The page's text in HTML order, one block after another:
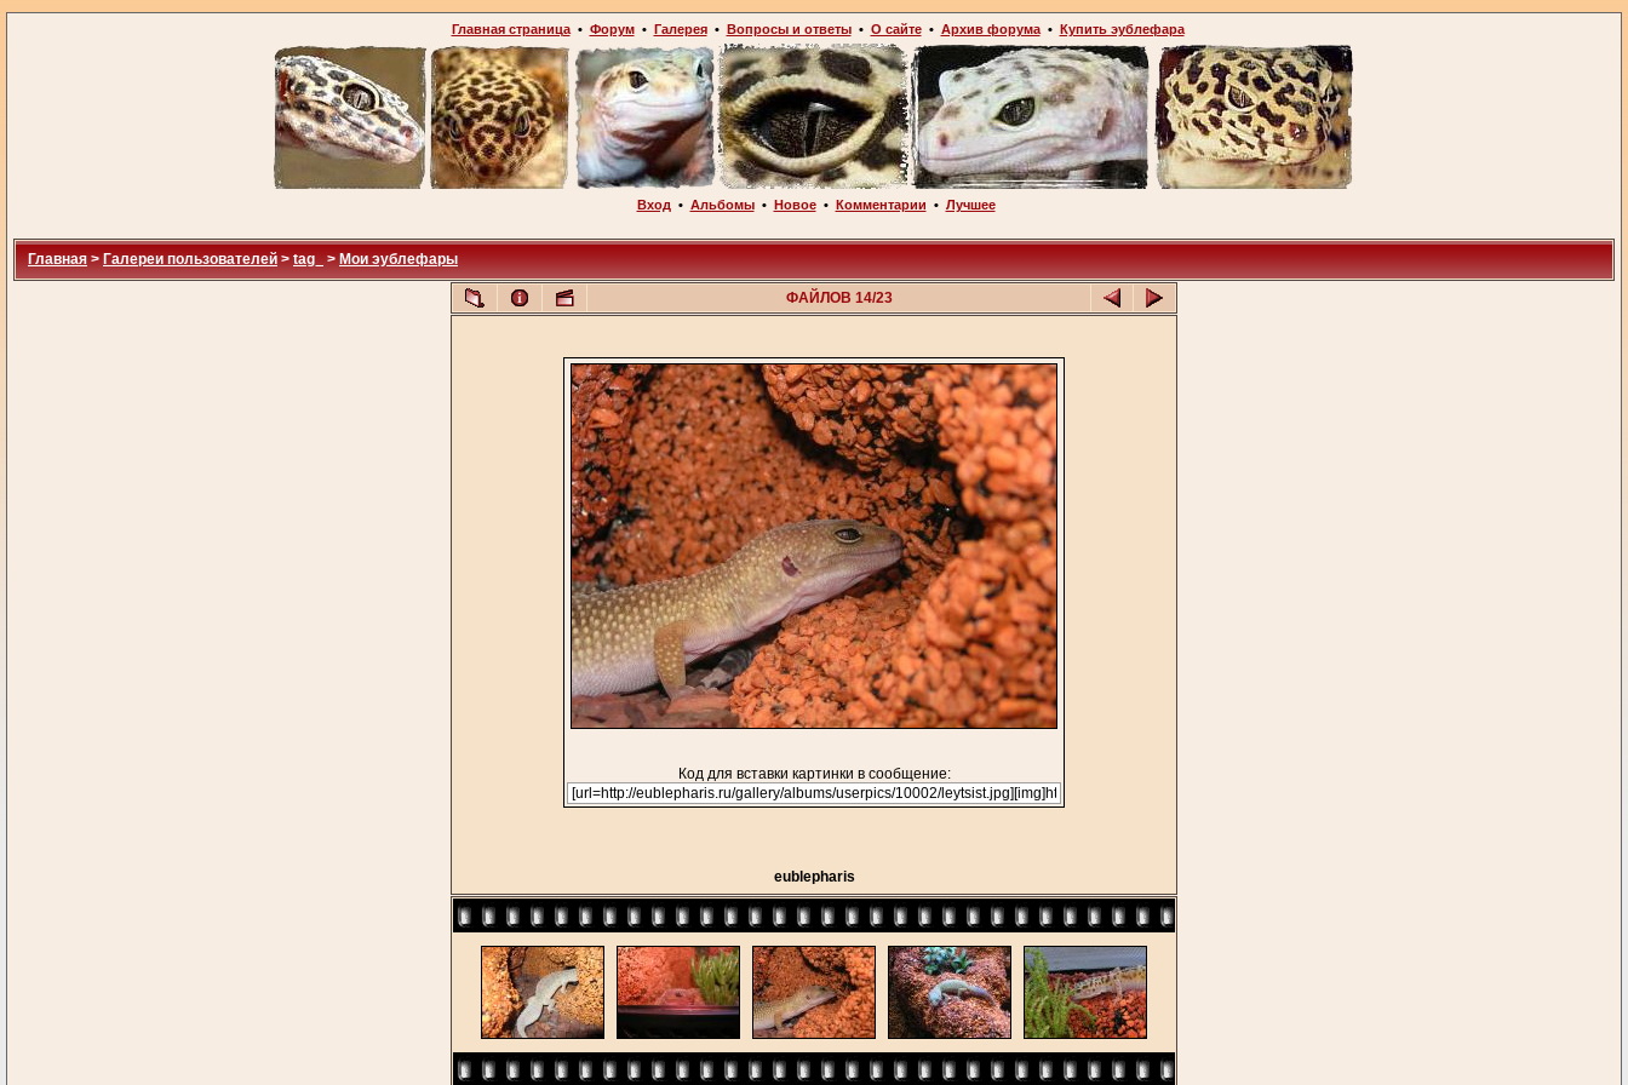
Главная страница• Форум• Галерея• Вопросы и ответы• О сайте• Архив форума• Купить эублефара
Вход • Альбомы• Новое• Комментарии • Лучшее
Главная > Галереи пользователей > tag_ > Мои эублефары
ФАЙЛОВ 14/23
Код для вставки картинки в сообщение:
eublepharis